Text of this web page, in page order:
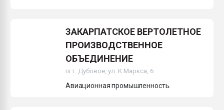
ЗАКАРПАТСКОЕ ВЕРТОЛЕТНОЕ
ПРОИЗВОДСТВЕННОЕ
ОБЪЕДИНЕНИЕ
пгт. Дубовое, ул. К.Маркса, 6
Авиационная промышленность.